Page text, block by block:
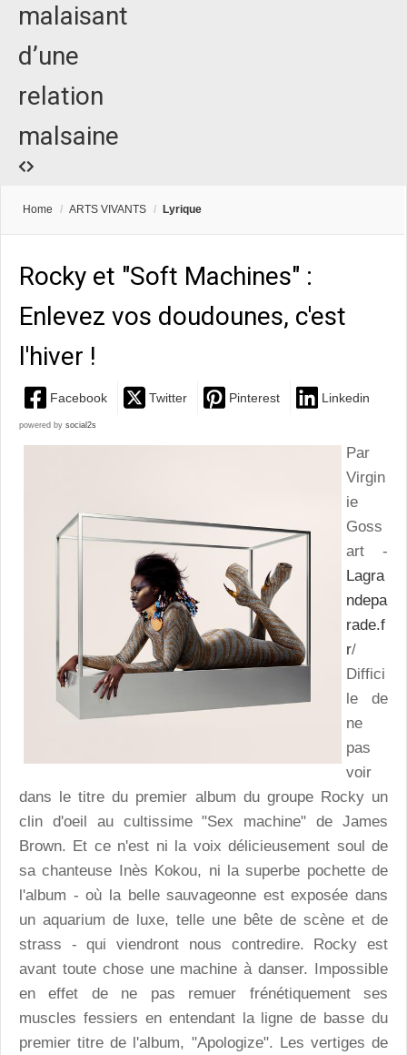
malaisant
d’une
relation
malsaine
Home / ARTS VIVANTS / Lyrique
Rocky et "Soft Machines" :
Enlevez vos doudounes, c'est
l'hiver !
Facebook Twitter Pinterest Linkedin
powered by social2s
Par
Virgin
ie
Goss
art -
Lagra
ndepa
rade.f
r/
Diffici
le de
ne
pas
voir
dans le titre du premier album du groupe Rocky un
clin d'oeil au cultissime "Sex machine" de James
Brown. Et ce n'est ni la voix délicieusement soul de
sa chanteuse Inès Kokou, ni la superbe pochette de
l'album - où la belle sauvageonne est exposée dans
un aquarium de luxe, telle une bête de scène et de
strass - qui viendront nous contredire. Rocky est
avant toute chose une machine à danser. Impossible
en effet de ne pas remuer frénétiquement ses
muscles fessiers en entendant la ligne de basse du
premier titre de l'album, "Apologize". Les vertiges de